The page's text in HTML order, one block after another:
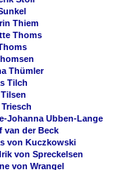
Thiem
Thoms
Thümler
Tilch
Johanna Ubben-Lange
van der Beck
von Kuczkowski
von Spreckelsen
von Wrangel